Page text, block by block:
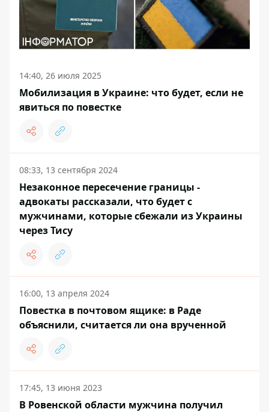
14:40, 26 июля 2025
Мобилизация в Украине: что будет, если не
явиться по повестке
08:33, 13 сентября 2024
Незаконное пересечение границы -
адвокаты рассказали, что будет с
мужчинами, которые сбежали из Украины
через Тису
16:00, 13 апреля 2024
Повестка в почтовом ящике: в Раде
объяснили, считается ли она врученной
17:45, 13 июня 2023
В Ровенской области мужчина получил